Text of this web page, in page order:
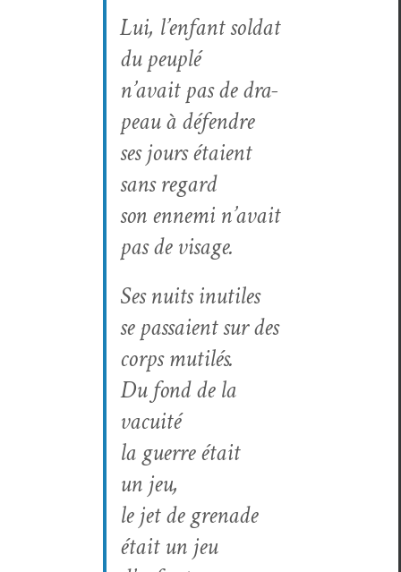
Lui, l’enfant sol­dat
du peu­plé
n’avait pas de dra­
peau à défendre
ses jours étaient
sans regard
son enne­mi n’avait
pas de visage.
Ses nuits inutiles
se pas­saient sur des
corps mutilés.
Du fond de la
vacuité
la guerre était
un jeu,
le jet de grenade
était un jeu